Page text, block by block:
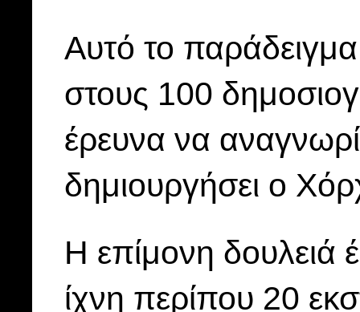
Αυτό το
στους 100
έρευνα να
δημιουργήσει ο
Η επίμονη δουλειά
ίχνη περίπου 20